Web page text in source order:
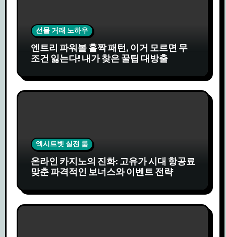
선물 거래 노하우
엔트리 파워볼 홀짝 패턴, 이거 모르면 무
조건 잃는다! 내가 찾은 꿀팁 대방출
엑시트벳 실전 룸
온라인 카지노의 진화: 고유가 시대 항공료
맞춘 파격적인 보너스와 이벤트 전략